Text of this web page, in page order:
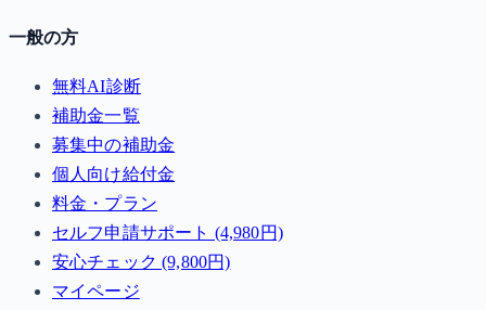
一般の方
無料AI診断
補助金一覧
募集中の補助金
個人向け給付金
料金・プラン
セルフ申請サポート (4,980円)
安心チェック (9,800円)
マイページ